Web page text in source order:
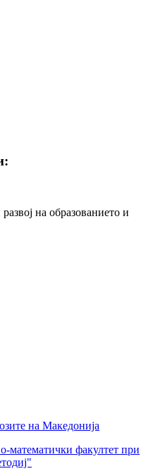
на образованието и
на Македонија
математички факултет при